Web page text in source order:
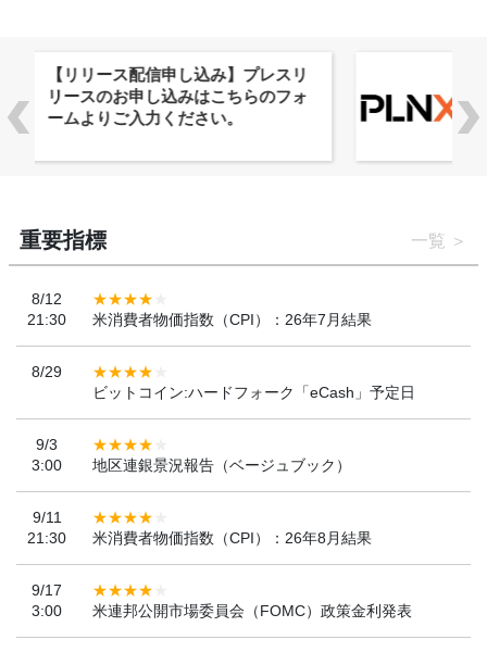
株式会社PlnX、アジア最大級のグロ
ーバルWeb3カンファレンス
「WebX2026」とのコラボレーショ
重要指標 一覧
8/12
21:30
米消費者物価指数（CPI）：26年7月結果
8/29
ビットコイン:ハードフォーク「eCash」予定日
9/3
3:00
地区連銀景況報告（ベージュブック）
9/11
21:30
米消費者物価指数（CPI）：26年8月結果
9/17
3:00
米連邦公開市場委員会（FOMC）政策金利発表